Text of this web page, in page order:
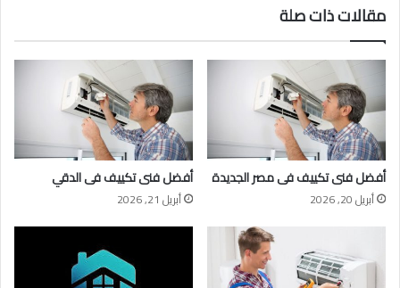
مقالات ذات صلة
أفضل فنى تكييف فى مصر الجديدة
أبريل 20, 2026
أفضل فنى تكييف فى الدقي
أبريل 21, 2026